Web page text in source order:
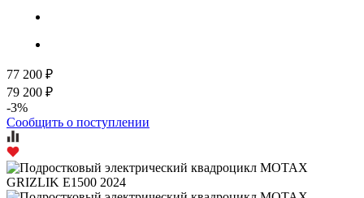
77 200 ₽
79 200 ₽
-3%
Сообщить о поступлении